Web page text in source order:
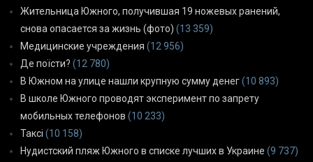
Жительница Южного, получившая 19 ножевых ранений,
снова опасается за жизнь (фото) (13 359)
Медицинские учреждения (12 956)
Де поїсти? (12 780)
В Южном на улице нашли крупную сумму денег(10 893)
В школе Южного проводят эксперимент по запрету
мобильных телефонов (10 233)
Таксі (10 158)
Нудистский пляж Южного в списке лучших в Украине (9 737)